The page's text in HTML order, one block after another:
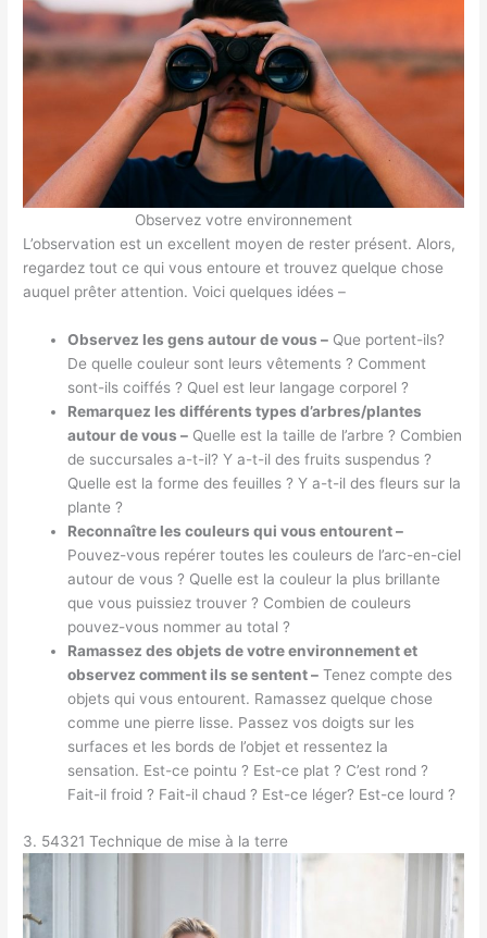
Observez votre environnement
L’observation est un excellent moyen de rester présent. Alors,
regardez tout ce qui vous entoure et trouvez quelque chose
auquel prêter attention. Voici quelques idées –
Observez les gens autour de vous – Que portent-ils?
De quelle couleur sont leurs vêtements ? Comment
sont-ils coiffés ? Quel est leur langage corporel ?
Remarquez les différents types d’arbres/plantes
autour de vous – Quelle est la taille de l’arbre ? Combien
de succursales a-t-il? Y a-t-il des fruits suspendus ?
Quelle est la forme des feuilles ? Y a-t-il des fleurs sur la
plante ?
Reconnaître les couleurs qui vous entourent –
Pouvez-vous repérer toutes les couleurs de l’arc-en-ciel
autour de vous ? Quelle est la couleur la plus brillante
que vous puissiez trouver ? Combien de couleurs
pouvez-vous nommer au total ?
Ramassez des objets de votre environnement et
observez comment ils se sentent – Tenez compte des
objets qui vous entourent. Ramassez quelque chose
comme une pierre lisse. Passez vos doigts sur les
surfaces et les bords de l’objet et ressentez la
sensation. Est-ce pointu ? Est-ce plat ? C’est rond ?
Fait-il froid ? Fait-il chaud ? Est-ce léger? Est-ce lourd ?
3. 54321 Technique de mise à la terre